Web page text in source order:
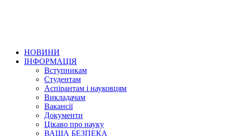
НОВИНИ
ІНФОРМАЦІЯ
Вступникам
Студентам
Аспірантам і науковцям
Викладачам
Вакансії
Документи
Цікаво про науку
ВАША БЕЗПЕКА